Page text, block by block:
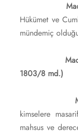
Hükümet ve
mündemiç
1803/8 md.)
kimselere
mahsus ve